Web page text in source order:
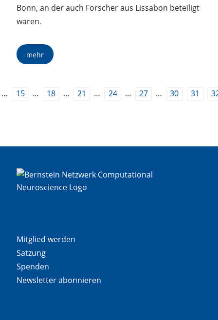
Bonn, an der auch Forscher aus Lissabon beteiligt
waren.
mehr
… 15 … 18 … 21 … 24 … 27 … 30 31
Mitglied werden
Satzung
Spenden
Newsletter abonnieren